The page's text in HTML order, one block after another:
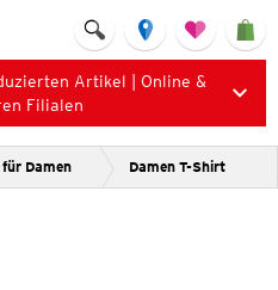
Artikel | Online &
Filialen
Damen Damen T-Shirt